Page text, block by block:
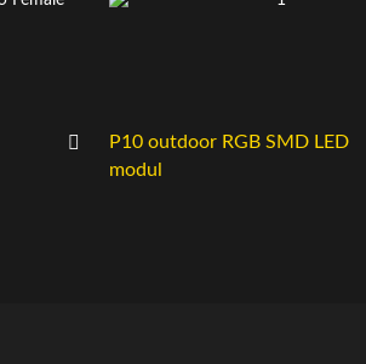
P10 outdoor RGB SMD LED
modul